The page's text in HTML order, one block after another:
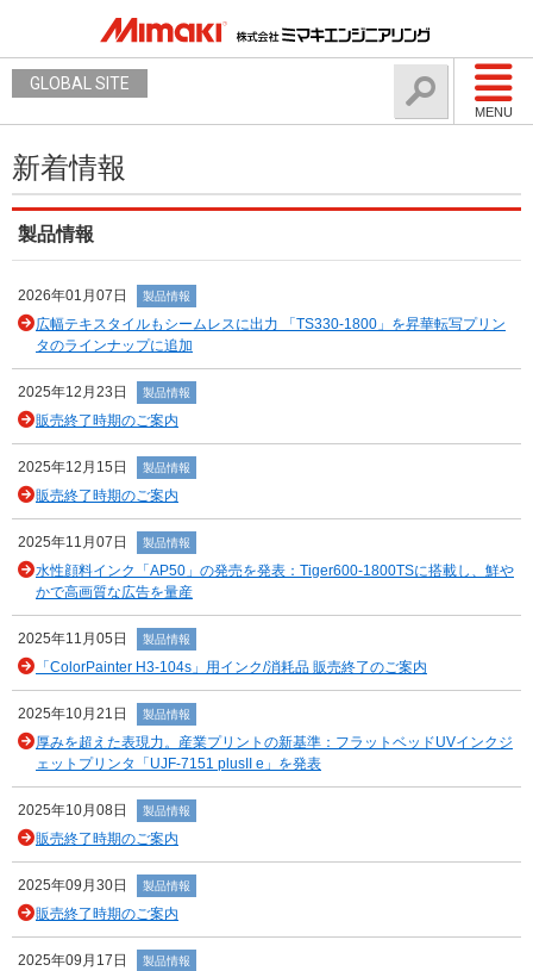
MENU
GLOBAL SITE
新着情報
製品情報
2026年01月07日 製品情報
広幅テキスタイルもシームレスに出力 「TS330-1800」を昇華転写プリン
タのラインナップに追加
2025年12月23日 製品情報
販売終了時期のご案内
2025年12月15日 製品情報
販売終了時期のご案内
2025年11月07日 製品情報
水性顔料インク「AP50」の発売を発表：Tiger600-1800TSに搭載し、鮮や
かで高画質な広告を量産
2025年11月05日 製品情報
「ColorPainter H3-104s」用インク/消耗品 販売終了のご案内
2025年10月21日 製品情報
厚みを超えた表現力。産業プリントの新基準：フラットベッドUVインクジ
ェットプリンタ「UJF-7151 plusII e」を発表
2025年10月08日 製品情報
販売終了時期のご案内
2025年09月30日 製品情報
販売終了時期のご案内
2025年09月17日 製品情報